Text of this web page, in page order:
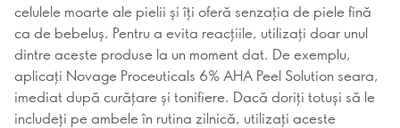
celulele moarte ale pielii și îți oferă senzația de piele fină
ca de bebeluș. Pentru a evita reacțiile, utilizați doar unul
dintre aceste produse la un moment dat. De exemplu,
aplicați Novage Proceuticals 6% AHA Peel Solution seara,
imediat după curățare și tonifiere. Dacă doriți totuși să le
includeți pe ambele în rutina zilnică, utilizați aceste